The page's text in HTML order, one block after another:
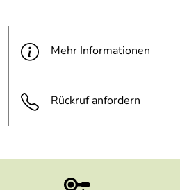
Mehr Informationen
Rückruf anfordern